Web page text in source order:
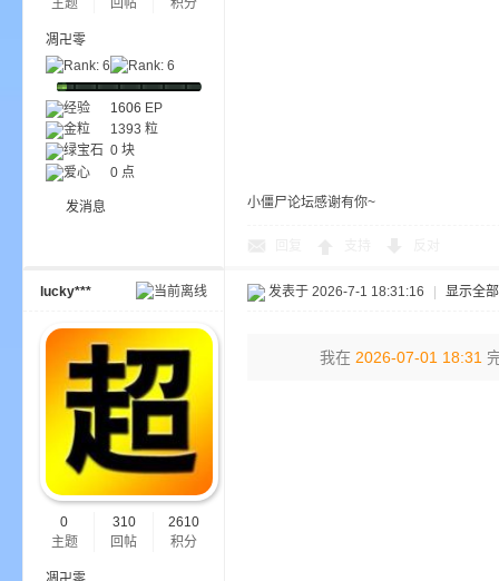
主题 回帖 积分
凋卍零
经验 1606 EP
金粒
1393 粒
绿宝石 0 块
爱心
0 点
发消息 小僵尸论坛感谢有你~
lucky***
0
主题
310
回帖
2610
积分
发表于 2026-7-1 18:31:16 显示全
我在 2026-07-01 18:31